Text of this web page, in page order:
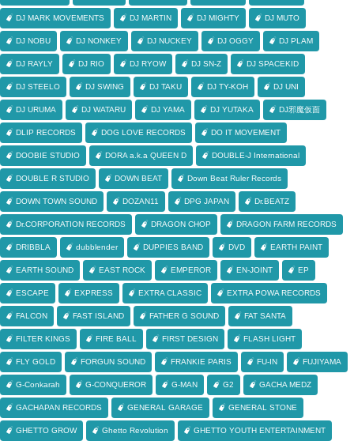
DJ MARK MOVEMENTS DJ MARTIN DJ MIGHTY DJ MUTO
DJ NOBU DJ NONKEY DJ NUCKEY DJ OGGY DJ PLAM
DJ RAYLY DJ RIO DJ RYOW DJ SN-Z DJ SPACEKID
DJ STEELO DJ SWING DJ TAKU DJ TY-KOH DJ UNI
DJ URUMA DJ WATARU DJ YAMA DJ YUTAKA DJ邪魔仮面
DLIP RECORDS DOG LOVE RECORDS DO IT MOVEMENT
DOOBIE STUDIO DORA a.k.a QUEEN D DOUBLE-J International
DOUBLE R STUDIO DOWN BEAT Down Beat Ruler Records
DOWN TOWN SOUND DOZAN11 DPG JAPAN Dr.BEATZ
Dr.CORPORATION RECORDS DRAGON CHOP DRAGON FARM RECORDS
DRIBBLA dubblender DUPPIES BAND DVD EARTH PAINT
EARTH SOUND EAST ROCK EMPEROR EN-JOINT EP
ESCAPE EXPRESS EXTRA CLASSIC EXTRA POWA RECORDS
FALCON FAST ISLAND FATHER G SOUND FAT SANTA
FILTER KINGS FIRE BALL FIRST DESIGN FLASH LIGHT
FLY GOLD FORGUN SOUND FRANKIE PARIS FU-IN FUJIYAMA
G-Conkarah G-CONQUEROR G-MAN G2 GACHA MEDZ
GACHAPAN RECORDS GENERAL GARAGE GENERAL STONE
GHETTO GROW Ghetto Revolution GHETTO YOUTH ENTERTAINMENT